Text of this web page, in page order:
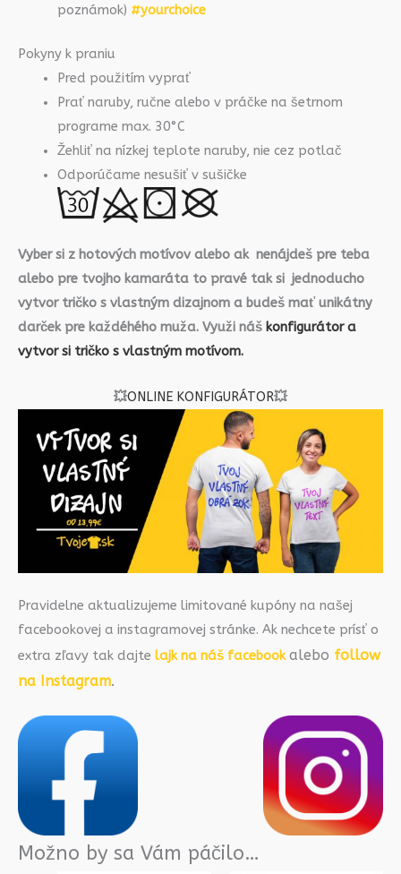
poznámok) #yourchoice
Pokyny k praniu
Pred použitím vyprať
Prať naruby, ručne alebo v práčke na šetrnom
programe max. 30°C
Žehliť na nízkej teplote naruby, nie cez potlač
Odporúčame nesušiť v sušičke
Vyber si z hotových motívov alebo ak nenájdeš pre teba
alebo pre tvojho kamaráta to pravé tak si jednoducho
vytvor tričko s vlastným dizajnom a budeš mať unikátny
darček pre každéhého muža. Využi náš konfigurátor a
vytvor si tričko s vlastným motívom.
💥ONLINE KONFIGURÁTOR💥
Pravidelne aktualizujeme limitované kupóny na našej
facebookovej a instagramovej stránke. Ak nechcete prísť o
extra zľavy tak dajte lajk na náš facebookalebo follow
na Instagram.
Možno by sa Vám páčilo…